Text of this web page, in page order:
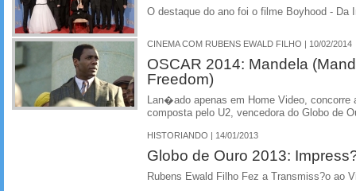
O destaque do ano foi o filme Boyhood -
CINEMA COM RUBENS EWALD FILHO | 10/02/2014
OSCAR 2014: Mandela
Freedom)
Lan�ado apenas em Home Video,
composta pelo U2, vencedora do Globo de
HISTORIANDO | 14/01/2013
Globo de Ouro 2013:
Rubens Ewald Filho Fez a Transmiss?o ao